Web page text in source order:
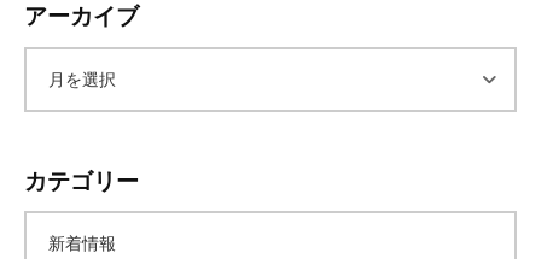
アーカイブ
カ
カテゴリー
新着情報